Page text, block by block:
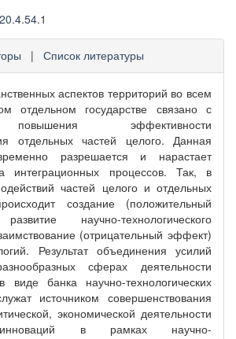
| Список литературы
аспектов территорий во всем
отдельном государстве связано с
эффективности
отдельных частей целого. Данная
разрешается и нарастает
интеграционных процессов. Так, в
частей целого и отдельных
создание (положительный
научно-технологического
(отрицательный эффект)
Результат объединения усилий
сферах деятельности
виде банка научно-технологических
источником совершенствования
экономической деятельности
инноваций в рамках научно-